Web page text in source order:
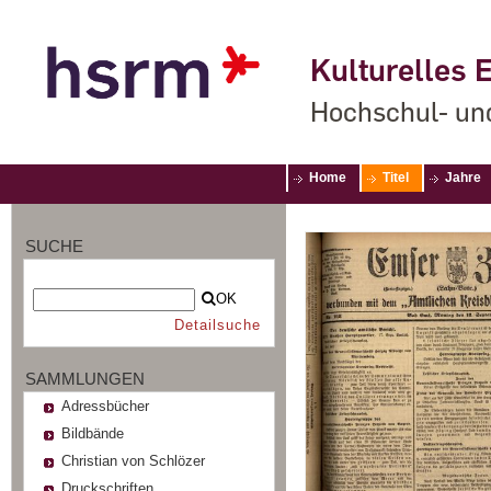
Kulturelles
Hochschul-
Home Titel Jahre
SUCHE
OK
Detailsuche
SAMMLUNGEN
Adressbücher
Bildbände
Christian von Schlözer
Druckschriften